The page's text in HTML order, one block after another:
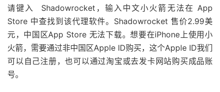
请键入 Shadowrocket，输入中文小火箭无法在 App
Store 中查找到该代理软件。Shadowrocket 售价2.99美
元，中国区App Store 无法下载。想要在iPhone上使用小
火箭，需要通过非中国区Apple ID购买，这个Apple ID我们
可以自己注册，也可以通过淘宝或去发卡网站购买成品账
号。